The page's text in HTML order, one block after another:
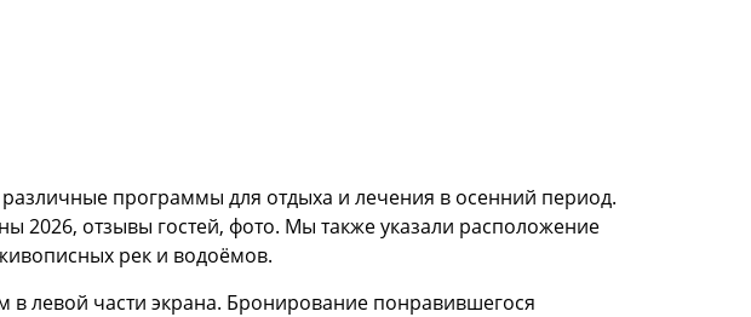
программы для отдыха и лечения в осенний период.
отзывы гостей, фото. Мы также указали расположение
рек и водоёмов.
левой части экрана. Бронирование понравившегося